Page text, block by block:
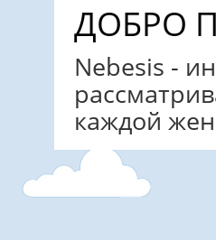
ДОБРО
Nebesis -
каждой